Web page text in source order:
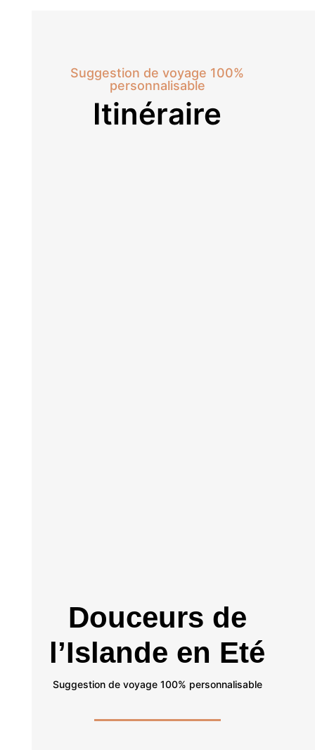
Suggestion de voyage 100%
personnalisable
Itinéraire
Douceurs de
l’Islande en Eté
Suggestion de voyage 100% personnalisable